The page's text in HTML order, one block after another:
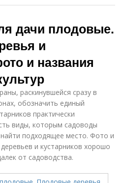
дачи плодовые.
и
и названия
раскинувшейся сразу в
обозначить единый
практически
виды, которым садоводы
подходящее место. Фото и
и кустарников хорошо
от садоводства.